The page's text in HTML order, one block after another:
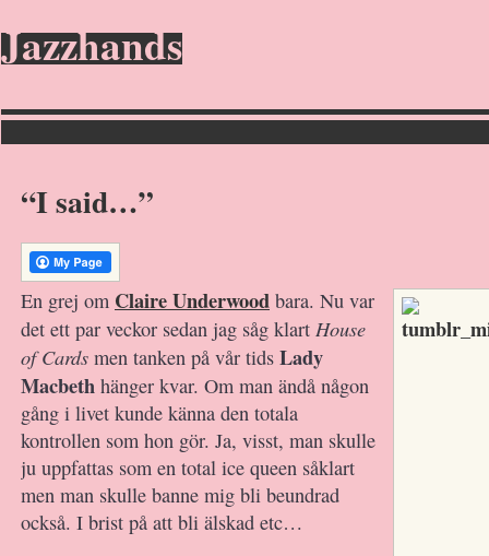
Jazzhands
“I said…”
En grej om Claire Underwood bara. Nu var
det ett par veckor sedan jag såg klart House
of Cards men tanken på vår tids Lady
Macbeth hänger kvar. Om man ändå någon
gång i livet kunde känna den totala
kontrollen som hon gör. Ja, visst, man skulle
ju uppfattas som en total ice queen såklart
men man skulle banne mig bli beundrad
också. I brist på att bli älskad etc…